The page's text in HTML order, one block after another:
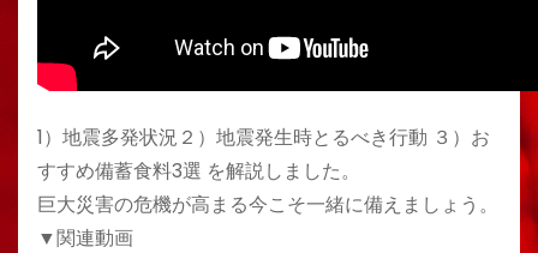
1）地震多発状況２）地震発生時とるべき行動 ３）お
すすめ備蓄食料3選 を解説しました。
巨大災害の危機が高まる今こそ一緒に備えましょう。
▼関連動画